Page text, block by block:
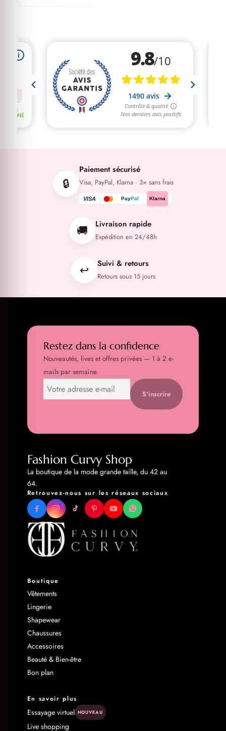
🔒
Paiement sécurisé
Visa, PayPal, Klarna · 3× sans frais
VISA PayPal Klarna
🚚 Livraison rapide
Expédition en 24/48h
↩️ Suivi & retours
Retours sous 15 jours
Restez dans la confidence
Nouveautés, lives et offres privées — 1 à 2 e-
mails par semaine.
S'inscrire
Fashion Curvy Shop
La boutique de la mode grande taille, du 42 au
64.
Retrouvez-nous sur les réseaux sociaux
Boutique
Vêtements
Lingerie
Shapewear
Chaussures
Accessoires
Beauté & Bien-être
Bon plan
En savoir plus
Essayage virtuel NOUVEAU
Live shopping